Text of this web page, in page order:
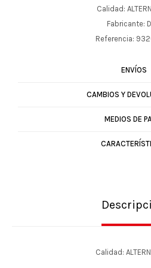
Calidad:
Fabricante:
Referencia:
ENVÍOS
CAMBIOS Y
MEDIOS DE
Calidad: